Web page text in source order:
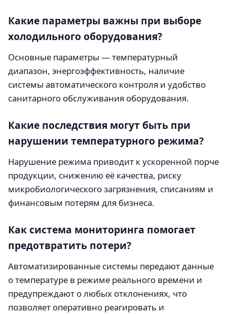
Какие параметры важны при выборе
холодильного оборудования?
Основные параметры — температурный
диапазон, энергоэффективность, наличие
системы автоматического контроля и удобство
санитарного обслуживания оборудования.
Какие последствия могут быть при
нарушении температурного режима?
Нарушение режима приводит к ускоренной порче
продукции, снижению её качества, риску
микробиологического загрязнения, списаниям и
финансовым потерям для бизнеса.
Как система мониторинга помогает
предотвратить потери?
Автоматизированные системы передают данные
о температуре в режиме реального времени и
предупреждают о любых отклонениях, что
позволяет оперативно реагировать и